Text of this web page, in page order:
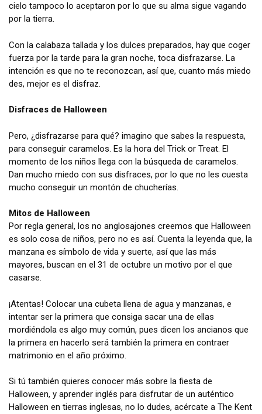
cielo tampoco lo aceptaron por lo que su alma sigue vagando
por la tierra.
Con la calabaza tallada y los dulces preparados, hay que coger
fuerza por la tarde para la gran noche, toca disfrazarse. La
intención es que no te reconozcan, así que, cuanto más miedo
des, mejor es el disfraz.
Disfraces de Halloween
Pero, ¿disfrazarse para qué? imagino que sabes la respuesta,
para conseguir caramelos. Es la hora del Trick or Treat. El
momento de los niños llega con la búsqueda de caramelos.
Dan mucho miedo con sus disfraces, por lo que no les cuesta
mucho conseguir un montón de chucherías.
Mitos de Halloween
Por regla general, los no anglosajones creemos que Halloween
es solo cosa de niños, pero no es así. Cuenta la leyenda que, la
manzana es símbolo de vida y suerte, así que las más
mayores, buscan en el 31 de octubre un motivo por el que
casarse.
¡Atentas! Colocar una cubeta llena de agua y manzanas, e
intentar ser la primera que consiga sacar una de ellas
mordiéndola es algo muy común, pues dicen los ancianos que
la primera en hacerlo será también la primera en contraer
matrimonio en el año próximo.
Si tú también quieres conocer más sobre la fiesta de
Halloween, y aprender inglés para disfrutar de un auténtico
Halloween en tierras inglesas, no lo dudes, acércate a The Kent